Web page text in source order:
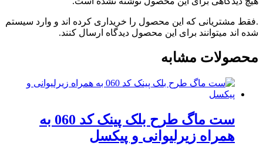
.فقط مشتریانی که این محصول را خریداری کرده اند و وارد سیستم
شده اند میتوانند برای این محصول دیدگاه ارسال کنند.
محصولات مشابه
ست ماگ طرح بلک پینک کد 060 به
همراه زیرلیوانی و پیکسل